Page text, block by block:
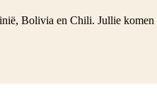
Bolivia en Chili. Jullie